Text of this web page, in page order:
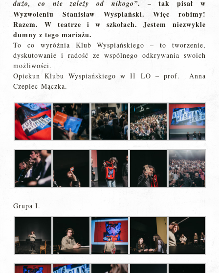
dużo, co nie zależy od nikogo”. – tak pisał w
Wyzwoleniu Stanisław Wyspiański. Więc robimy!
Razem. W teatrze i w szkołach. Jestem niezwykle
dumny z tego mariażu.
To co wyróżnia Klub Wyspiańskiego – to tworzenie,
dyskutowanie i radość ze wspólnego odkrywania swoich
możliwości.
Opiekun Klubu Wyspiańskiego w II LO – prof. Anna
Czepiec-Mączka.
Grupa I.